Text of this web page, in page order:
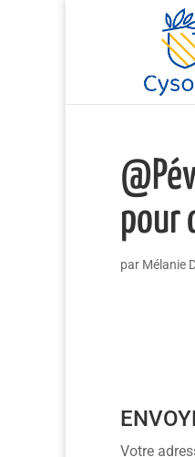
pour
par Mélanie
Votre